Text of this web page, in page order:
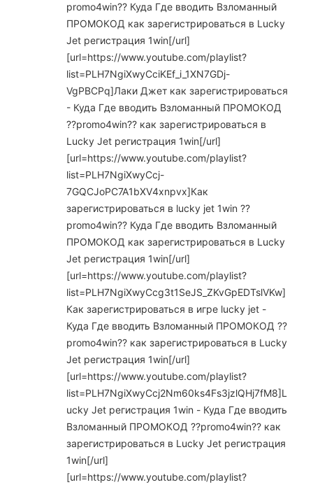
promo4win?? Куда Где вводить Взломанный
ПРОМОКОД как зарегистрироваться в Lucky
Jet регистрация 1win[/url]
[url=https://www.youtube.com/playlist?
list=PLH7NgiXwyCciKEf_i_1XN7GDj-
VgPBCPq]Лаки Джет как зарегистрироваться
- Куда Где вводить Взломанный ПРОМОКОД
??promo4win?? как зарегистрироваться в
Lucky Jet регистрация 1win[/url]
[url=https://www.youtube.com/playlist?
list=PLH7NgiXwyCcj-
7GQCJoPC7A1bXV4xnpvx]Как
зарегистрироваться в lucky jet 1win ??
promo4win?? Куда Где вводить Взломанный
ПРОМОКОД как зарегистрироваться в Lucky
Jet регистрация 1win[/url]
[url=https://www.youtube.com/playlist?
list=PLH7NgiXwyCcg3t1SeJS_ZKvGpEDTslVKw]
Как зарегистрироваться в игре lucky jet -
Куда Где вводить Взломанный ПРОМОКОД ??
promo4win?? как зарегистрироваться в Lucky
Jet регистрация 1win[/url]
[url=https://www.youtube.com/playlist?
list=PLH7NgiXwyCcj2Nm60ks4Fs3jzlQHj7fM8]L
ucky Jet регистрация 1win - Куда Где вводить
Взломанный ПРОМОКОД ??promo4win?? как
зарегистрироваться в Lucky Jet регистрация
1win[/url]
[url=https://www.youtube.com/playlist?